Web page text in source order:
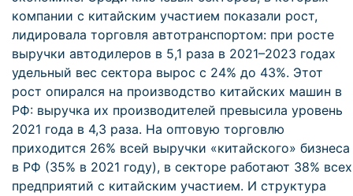
компании с китайским участием показали рост,
лидировала торговля автотранспортом: при росте
выручки автодилеров в 5,1 раза в 2021–2023 годах
удельный вес сектора вырос с 24% до 43%. Этот
рост опирался на производство китайских машин в
РФ: выручка их производителей превысила уровень
2021 года в 4,3 раза. На оптовую торговлю
приходится 26% всей выручки «китайского» бизнеса
в РФ (35% в 2021 году), в секторе работают 38% всех
предприятий с китайским участием. И структура